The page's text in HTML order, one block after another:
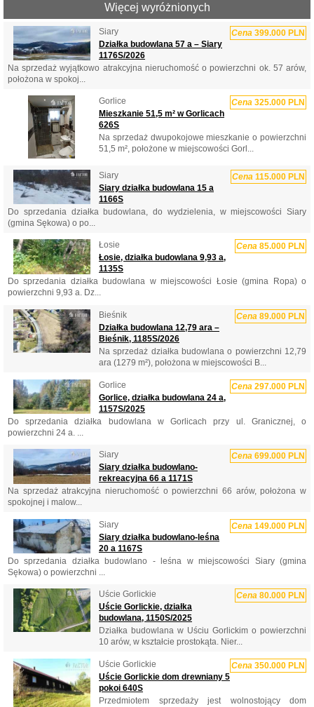
Więcej wyróżnionych
Siary Cena 399.000 PLN
Działka budowlana 57 a – Siary
1176S/2026
Na sprzedaż wyjątkowo atrakcyjna nieruchomość o powierzchni ok. 57 arów,
położona w spokoj...
Gorlice Cena 325.000 PLN
Mieszkanie 51,5 m² w Gorlicach
626S
Na sprzedaż dwupokojowe mieszkanie o powierzchni
51,5 m², położone w miejscowości Gorl...
Siary Cena 115.000 PLN
Siary działka budowlana 15 a
1166S
Do sprzedania działka budowlana, do wydzielenia, w miejscowości Siary
(gmina Sękowa) o po...
Łosie Cena 85.000 PLN
Łosie, działka budowlana 9,93 a,
1135S
Do sprzedania działka budowlana w miejscowości Łosie (gmina Ropa) o
powierzchni 9,93 a. Dz...
Bieśnik Cena 89.000 PLN
Działka budowlana 12,79 ara –
Bieśnik, 1185S/2026
Na sprzedaż działka budowlana o powierzchni 12,79
ara (1279 m²), położona w miejscowości B...
Gorlice Cena 297.000 PLN
Gorlice, działka budowlana 24 a,
1157S/2025
Do sprzedania działka budowlana w Gorlicach przy ul. Granicznej, o
powierzchni 24 a. ...
Siary Cena 699.000 PLN
Siary działka budowlano-
rekreacyjna 66 a 1171S
Na sprzedaż atrakcyjna nieruchomość o powierzchni 66 arów, położona w
spokojnej i malow...
Siary Cena 149.000 PLN
Siary działka budowlano-leśna
20 a 1167S
Do sprzedania działka budowlano - leśna w miejscowości Siary (gmina
Sękowa) o powierzchni ...
Uście Gorlickie Cena 80.000 PLN
Uście Gorlickie, działka
budowlana, 1150S/2025
Działka budowlana w Uściu Gorlickim o powierzchni
10 arów, w kształcie prostokąta. Nier...
Uście Gorlickie Cena 350.000 PLN
Uście Gorlickie dom drewniany 5
pokoi 640S
Przedmiotem sprzedaży jest wolnostojący dom